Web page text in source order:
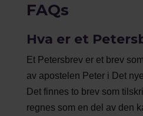
FAQs
Hva er et
Et Petersbrev er et brev
av apostelen Peter i Det
Det finnes to brev som
regnes som en del av den